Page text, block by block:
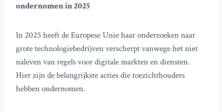
ondernomen in 2025
In 2025 heeft de Europese Unie haar onderzoeken naar
grote technologiebedrijven verscherpt vanwege het niet
naleven van regels voor digitale markten en diensten.
Hier zijn de belangrijkste acties die toezichthouders
hebben ondernomen.